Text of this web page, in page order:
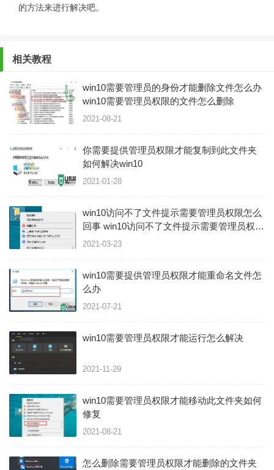
的方法来进行解决吧。
相关教程
win10需要管理员的身份才能删除文件怎么办
win10需要管理员权限的文件怎么删除
2021-08-21
你需要提供管理员权限才能复制到此文件夹
如何解决win10
2021-01-28
win10访问不了文件提示需要管理员权限怎么
回事 win10访问不了文件提示需要管理员权限
如何解决
2021-03-23
win10需要提供管理员权限才能重命名文件怎
么办
2021-07-21
win10需要管理员权限才能运行怎么解决
2021-11-29
win10需要管理员权限才能移动此文件夹如何
修复
2021-08-21
怎么删除需要管理员权限才能删除的文件夹